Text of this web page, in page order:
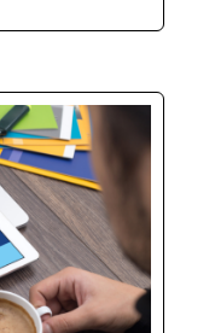
puestos de
lideran.
cargo ni en
de
Si te
directivo...